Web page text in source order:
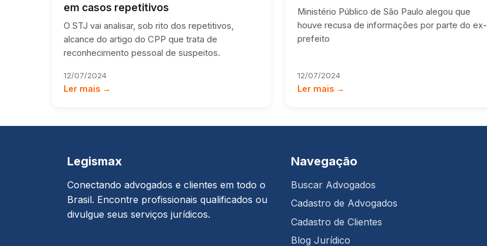
em casos repetitivos
O STJ vai analisar, sob rito dos repetitivos,
alcance do artigo do CPP que trata de
reconhecimento pessoal de suspeitos.
12/07/2024
Ler mais →
Ministério Público de São Paulo alegou que
houve recusa de informações por parte do ex-
prefeito
12/07/2024
Ler mais →
Legismax
Conectando advogados e clientes em todo o
Brasil. Encontre profissionais qualificados ou
divulgue seus serviços jurídicos.
Navegação
Buscar Advogados
Cadastro de Advogados
Cadastro de Clientes
Blog Jurídico